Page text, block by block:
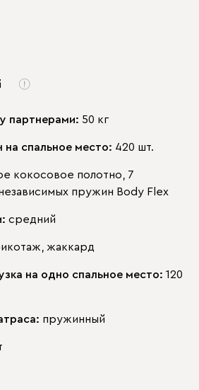
партнерами: 50 кг
на спальное место: 420 шт.
кокосовое полотно, 7
пружин Body Flex
средний
жаккард
на одно спальное место: 120
пружинный